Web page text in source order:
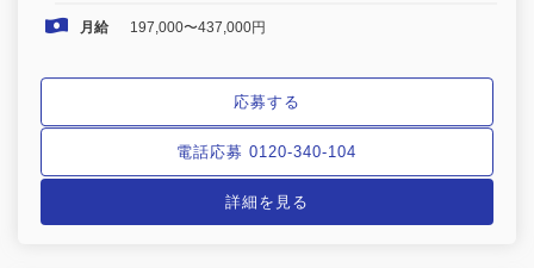
月給 197,000〜437,000円
応募する
電話応募 0120-340-104
詳細を見る